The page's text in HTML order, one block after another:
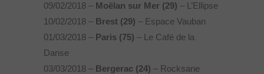
09/02/2018 – Moëlan sur Mer (29) – L’Ellipse
10/02/2018 – Brest (29) – Espace Vauban
01/03/2018 – Paris (75) – Le Café de la
Danse
03/03/2018 – Bergerac (24) – Rocksane